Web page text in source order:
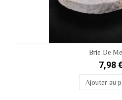
Brie De
7,98
Ajouter au